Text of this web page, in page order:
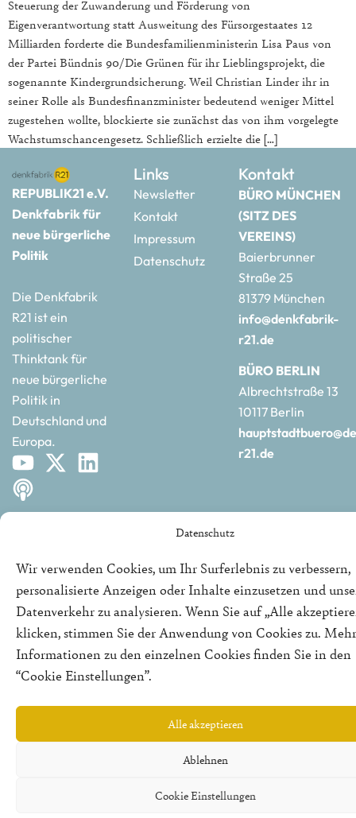
Datenschutz
Wir verwenden Cookies, um Ihr Surferlebnis zu verbessern,
personalisierte Anzeigen oder Inhalte einzusetzen und
Datenverkehr zu analysieren. Wenn Sie auf „Alle
klicken, stimmen Sie der Anwendung von Cookies zu. Mehr
Informationen zu den einzelnen Cookies finden Sie in den
“Cookie Einstellungen”.
Alle akzeptieren
Ablehnen
Cookie Einstellungen
Steuerung der Zuwanderung und Förderung von
Eigenverantwortung statt Ausweitung des Fürsorgestaates 12
Milliarden forderte die Bundesfamilienministerin Lisa Paus von
der Partei Bündnis 90/Die Grünen für ihr Lieblingsprojekt, die
sogenannte Kindergrundsicherung. Weil Christian Linder ihr in
seiner Rolle als Bundesfinanzminister bedeutend weniger Mittel
zugestehen wollte, blockierte sie zunächst das von ihm vorgelegte
Wachstumschancengesetz. Schließlich erzielte die […]
REPUBLIK21 e.V.
Denkfabrik für
neue bürgerliche
Politik
Die Denkfabrik
R21 ist ein
politischer
Thinktank für
neue bürgerliche
Politik in
Deutschland und
Europa.
Links
Newsletter
Kontakt
Impressum
Datenschutz
Kontakt
BÜRO MÜNCHEN
(SITZ DES
VEREINS)
Baierbrunner
Straße 25
81379 München
info@denkfabrik-
r21.de
BÜRO BERLIN
Albrechtstraße 13
10117 Berlin
r21.de
©2025 | REPUBLIK21 e.V. | Denkfabrik für neue bürgerliche
Politik